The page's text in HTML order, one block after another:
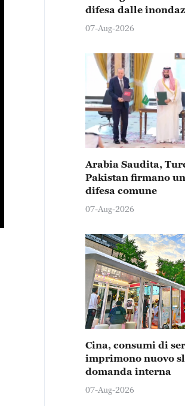
difesa dalle
province e città
07-Aug-2026
Arabia Saudita,
Pakistan firmano
difesa comune
07-Aug-2026
Cina, consumi di
imprimono nuovo
domanda interna
07-Aug-2026